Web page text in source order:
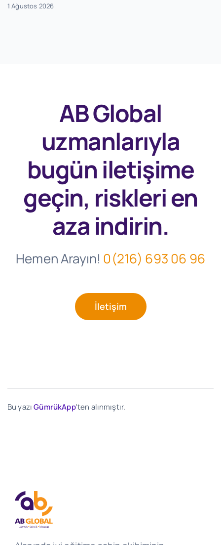
1 Ağustos 2026
AB Global
uzmanlarıyla
bugüniletişime
geçin, riskleri en
aza indirin.
Hemen Arayın! 0(216) 693 06 96
İletişim
Bu yazıGümrükApp'ten alınmıştır.